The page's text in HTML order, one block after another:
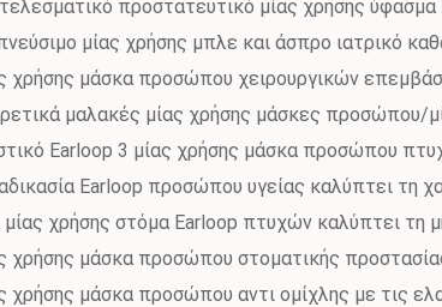
προστατευτικό μίας χρήσης
μίας χρήσης μπλε και άσπρο ιατρικό
χρήσης μάσκα προσώπου χειρουργικών
μαλακές μίας χρήσης μάσκες
Earloop 3 μίας χρήσης μάσκα προσώπου
Earloop προσώπου υγείας καλύπτει τη
μίας χρήσης στόμα Earloop πτυχών καλύπτει τη
χρήσης μάσκα προσώπου στοματικής
χρήσης μάσκα προσώπου αντι ομίχλης με τις